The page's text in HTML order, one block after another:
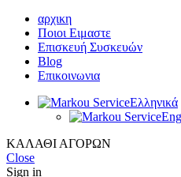
αρχικη
Ποιοι Ειμαστε
Επισκευή Συσκευών
Blog
Επικοινωνια
Ελληνικά
ΚΑΛΑΘΙ ΑΓΟΡΩΝ
Close
Sign in